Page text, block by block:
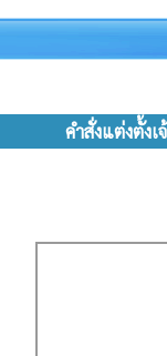
คำสั่งแต่งตั้ง